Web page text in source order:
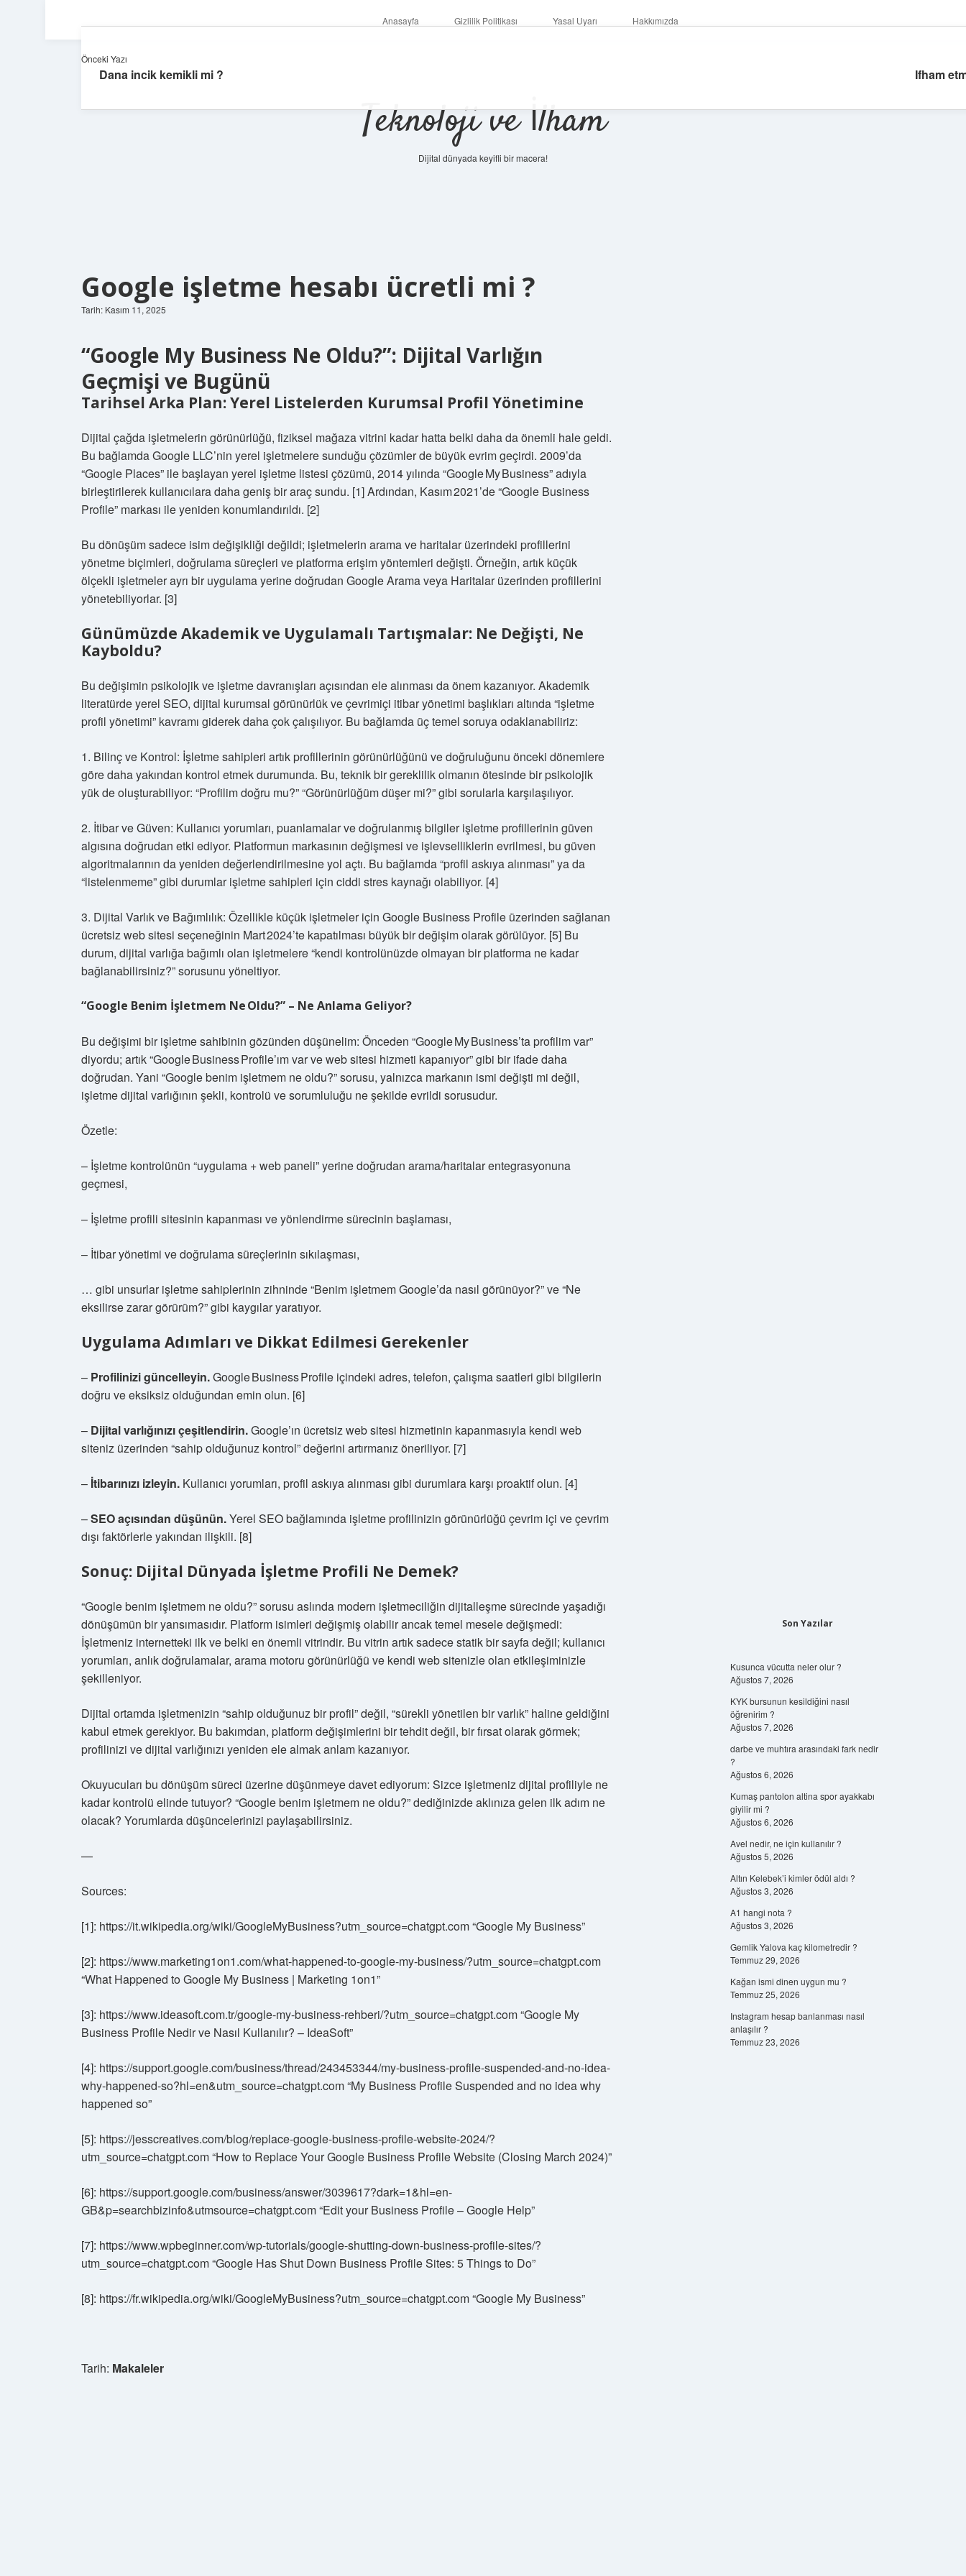
Anasayfa Gizlilik Politikası Yasal Uyarı Hakkımızda
Teknoloji ve İlham
Dijital dünyada keyifli bir macera!
Google işletme hesabı ücretli mi ?
Tarih: Kasım 11, 2025
“Google My Business Ne Oldu?”: Dijital Varlığın
Geçmişi ve Bugünü
Tarihsel Arka Plan: Yerel Listelerden Kurumsal Profil Yönetimine
Dijital çağda işletmelerin görünürlüğü, fiziksel mağaza vitrini kadar hatta belki daha da önemli hale geldi.
Bu bağlamda Google LLC’nin yerel işletmelere sunduğu çözümler de büyük evrim geçirdi. 2009’da
“Google Places” ile başlayan yerel işletme listesi çözümü, 2014 yılında “Google My Business” adıyla
birleştirilerek kullanıcılara daha geniş bir araç sundu. [1] Ardından, Kasım 2021’de “Google Business
Profile” markası ile yeniden konumlandırıldı. [2]
Bu dönüşüm sadece isim değişikliği değildi; işletmelerin arama ve haritalar üzerindeki profillerini
yönetme biçimleri, doğrulama süreçleri ve platforma erişim yöntemleri değişti. Örneğin, artık küçük
ölçekli işletmeler ayrı bir uygulama yerine doğrudan Google Arama veya Haritalar üzerinden profillerini
yönetebiliyorlar. [3]
Günümüzde Akademik ve Uygulamalı Tartışmalar: Ne Değişti, Ne
Kayboldu?
Bu değişimin psikolojik ve işletme davranışları açısından ele alınması da önem kazanıyor. Akademik
literatürde yerel SEO, dijital kurumsal görünürlük ve çevrimiçi itibar yönetimi başlıkları altında “işletme
profil yönetimi” kavramı giderek daha çok çalışılıyor. Bu bağlamda üç temel soruya odaklanabiliriz:
1. Bilinç ve Kontrol: İşletme sahipleri artık profillerinin görünürlüğünü ve doğruluğunu önceki dönemlere
göre daha yakından kontrol etmek durumunda. Bu, teknik bir gereklilik olmanın ötesinde bir psikolojik
yük de oluşturabiliyor: “Profilim doğru mu?” “Görünürlüğüm düşer mi?” gibi sorularla karşılaşılıyor.
2. İtibar ve Güven: Kullanıcı yorumları, puanlamalar ve doğrulanmış bilgiler işletme profillerinin güven
algısına doğrudan etki ediyor. Platformun markasının değişmesi ve işlevselliklerin evrilmesi, bu güven
algoritmalarının da yeniden değerlendirilmesine yol açtı. Bu bağlamda “profil askıya alınması” ya da
“listelenmeme” gibi durumlar işletme sahipleri için ciddi stres kaynağı olabiliyor. [4]
3. Dijital Varlık ve Bağımlılık: Özellikle küçük işletmeler için Google Business Profile üzerinden sağlanan
ücretsiz web sitesi seçeneğinin Mart 2024’te kapatılması büyük bir değişim olarak görülüyor. [5] Bu
durum, dijital varlığa bağımlı olan işletmelere “kendi kontrolünüzde olmayan bir platforma ne kadar
bağlanabilirsiniz?” sorusunu yöneltiyor.
“Google Benim İşletmem Ne Oldu?” – Ne Anlama Geliyor?
Bu değişimi bir işletme sahibinin gözünden düşünelim: Önceden “Google My Business’ta profilim var”
diyordu; artık “Google Business Profile’ım var ve web sitesi hizmeti kapanıyor” gibi bir ifade daha
doğrudan. Yani “Google benim işletmem ne oldu?” sorusu, yalnızca markanın ismi değişti mi değil,
işletme dijital varlığının şekli, kontrolü ve sorumluluğu ne şekilde evrildi sorusudur.
Özetle:
– İşletme kontrolünün “uygulama + web paneli” yerine doğrudan arama/haritalar entegrasyonuna
geçmesi,
– İşletme profili sitesinin kapanması ve yönlendirme sürecinin başlaması,
– İtibar yönetimi ve doğrulama süreçlerinin sıkılaşması,
… gibi unsurlar işletme sahiplerinin zihninde “Benim işletmem Google’da nasıl görünüyor?” ve “Ne
eksilirse zarar görürüm?” gibi kaygılar yaratıyor.
Uygulama Adımları ve Dikkat Edilmesi Gerekenler
– Profilinizi güncelleyin.Google Business Profile içindeki adres, telefon, çalışma saatleri gibi bilgilerin
doğru ve eksiksiz olduğundan emin olun. [6]
– Dijital varlığınızı çeşitlendirin.Google’ın ücretsiz web sitesi hizmetinin kapanmasıyla kendi web
siteniz üzerinden “sahip olduğunuz kontrol” değerini artırmanız öneriliyor. [7]
– İtibarınızı izleyin. Kullanıcı yorumları, profil askıya alınması gibi durumlara karşı proaktif olun. [4]
–SEO açısından düşünün.Yerel SEO bağlamında işletme profilinizin görünürlüğü çevrim içi ve çevrim
dışı faktörlerle yakından ilişkili. [8]
Sonuç: Dijital Dünyada İşletme Profili Ne Demek?
“Google benim işletmem ne oldu?” sorusu aslında modern işletmeciliğin dijitalleşme sürecinde yaşadığı
dönüşümün bir yansımasıdır. Platform isimleri değişmiş olabilir ancak temel mesele değişmedi:
İşletmeniz internetteki ilk ve belki en önemli vitrindir. Bu vitrin artık sadece statik bir sayfa değil; kullanıcı
yorumları, anlık doğrulamalar, arama motoru görünürlüğü ve kendi web sitenizle olan etkileşiminizle
şekilleniyor.
Dijital ortamda işletmenizin “sahip olduğunuz bir profil” değil, “sürekli yönetilen bir varlık” haline geldiğini
kabul etmek gerekiyor. Bu bakımdan, platform değişimlerini bir tehdit değil, bir fırsat olarak görmek;
profilinizi ve dijital varlığınızı yeniden ele almak anlam kazanıyor.
Okuyucuları bu dönüşüm süreci üzerine düşünmeye davet ediyorum: Sizce işletmeniz dijital profiliyle ne
kadar kontrolü elinde tutuyor? “Google benim işletmem ne oldu?” dediğinizde aklınıza gelen ilk adım ne
olacak? Yorumlarda düşüncelerinizi paylaşabilirsiniz.
—
Sources:
[1]: https://it.wikipedia.org/wiki/GoogleMyBusiness?utm_source=chatgpt.com “Google My Business”
[2]: https://www.marketing1on1.com/what-happened-to-google-my-business/?utm_source=chatgpt.com
“What Happened to Google My Business | Marketing 1on1”
[3]: https://www.ideasoft.com.tr/google-my-business-rehberi/?utm_source=chatgpt.com “Google My
Business Profile Nedir ve Nasıl Kullanılır? – IdeaSoft”
[4]: https://support.google.com/business/thread/243453344/my-business-profile-suspended-and-no-idea-
why-happened-so?hl=en&utm_source=chatgpt.com “My Business Profile Suspended and no idea why
happened so”
[5]: https://jesscreatives.com/blog/replace-google-business-profile-website-2024/?
utm_source=chatgpt.com “How to Replace Your Google Business Profile Website (Closing March 2024)”
[6]: https://support.google.com/business/answer/3039617?dark=1&hl=en-
GB&p=searchbizinfo&utmsource=chatgpt.com “Edit your Business Profile – Google Help”
[7]: https://www.wpbeginner.com/wp-tutorials/google-shutting-down-business-profile-sites/?
utm_source=chatgpt.com “Google Has Shut Down Business Profile Sites: 5 Things to Do”
[8]: https://fr.wikipedia.org/wiki/GoogleMyBusiness?utm_source=chatgpt.com “Google My Business”
Tarih: Makaleler
Önceki Yazı
Dana incik kemikli mi ? Ifham
Son Yazılar
Kusunca vücutta neler olur ?
Ağustos 7, 2026
KYK bursunun kesildiğini nasıl
öğrenirim ?
Ağustos 7, 2026
darbe ve muhtıra arasındaki fark nedir
?
Ağustos 6, 2026
Kumaş pantolon altina spor ayakkabı
giyilir mi ?
Ağustos 6, 2026
Avel nedir, ne için kullanılır ?
Ağustos 5, 2026
Altın Kelebek’i kimler ödül aldı ?
Ağustos 3, 2026
A1 hangi nota ?
Ağustos 3, 2026
Gemlik Yalova kaç kilometredir ?
Temmuz 29, 2026
Kağan ismi dinen uygun mu ?
Temmuz 25, 2026
Instagram hesap banlanması nasıl
anlaşılır ?
Temmuz 23, 2026